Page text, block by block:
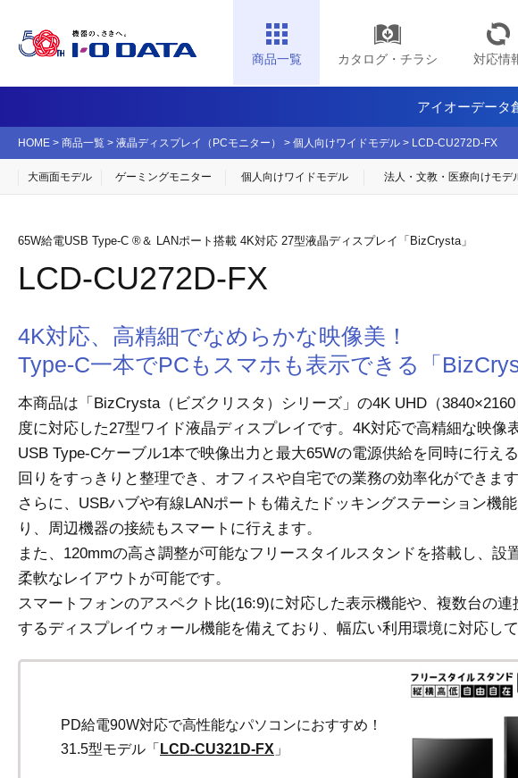
商品一覧 カタログ・チラシ 対応情
アイオーデータ
HOME > 商品一覧 > 液晶ディスプレイ（PCモニター） > 個人向けワイドモデル > LCD-CU272D-FX
大画面モデル ゲーミングモニター 個人向けワイドモデル 法人・文教・医療向けモデ
65W給電USB Type-C ®＆ LANポート搭載 4K対応 27型液晶ディスプレイ「BizCrysta」
LCD-CU272D-FX
4K対応、高精細でなめらかな映像美！
Type-C一本でPCもスマホも表示できる「
本商品は「BizCrysta（ビズクリスタ）シリーズ」の4K UHD（
度に対応した27型ワイド液晶ディスプレイです。4K対応で高精細な映像
USB Type-Cケーブル1本で映像出力と最大65Wの電源供給を同時に行え
回りをすっきりと整理でき、オフィスや自宅での業務の効率化ができます
さらに、USBハブや有線LANポートも備えたドッキングステーション機
り、周辺機器の接続もスマートに行えます。
また、120mmの高さ調整が可能なフリースタイルスタンドを搭載し、設
柔軟なレイアウトが可能です。
スマートフォンのアスペクト比(16:9)に対応した表示機能や、複数台の連
するディスプレイウォール機能を備えており、幅広い利用環境に対応して
PD給電90W対応で高性能なパソコンにおすすめ！
31.5型モデル「 LCD-CU321D-FX 」